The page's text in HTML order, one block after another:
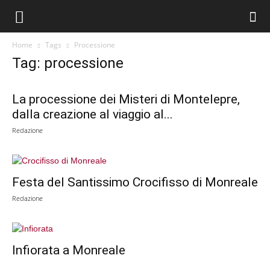
Home Tags Processione
Tag: processione
La processione dei Misteri di Montelepre,
dalla creazione al viaggio al...
Redazione
Festa del Santissimo Crocifisso di Monreale
Redazione
Infiorata a Monreale